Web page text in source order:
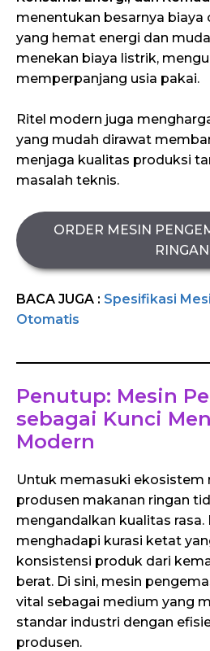
menentukan besarnya biaya
yang hemat energi dan
menekan biaya listrik,
memperpanjang usia pakai.
Ritel modern juga
yang mudah dirawat
menjaga kualitas produksi
masalah teknis.
ORDER MESIN
RINGAN
BACA JUGA : Spesifikasi
Otomatis
Penutup: Mesin
sebagai Kunci
Modern
Untuk memasuki ekosistem
produsen makanan ringan
mengandalkan kualitas rasa.
menghadapi kurasi ketat
konsistensi produk dari
berat. Di sini, mesin
vital sebagai medium yang
standar industri dengan
produsen.